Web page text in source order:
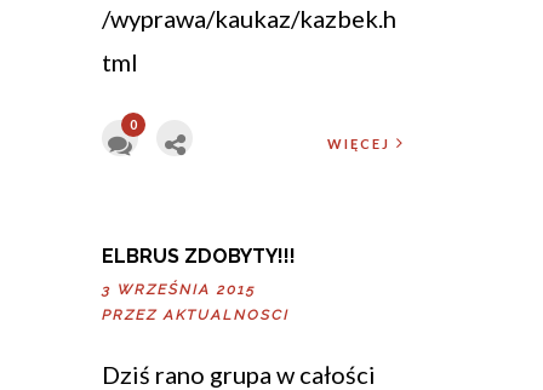
/wyprawa/kaukaz/kazbek.h
tml
0
WIĘCEJ
ELBRUS ZDOBYTY!!!
3 WRZEŚNIA 2015
PRZEZ AKTUALNOSCI
Dziś rano grupa w całości